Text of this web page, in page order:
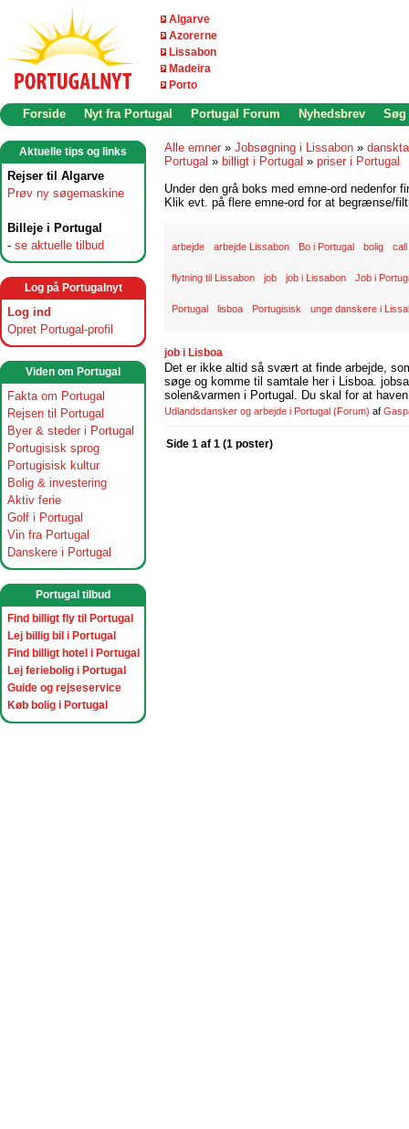
Algarve
Azorerne
Lissabon
Madeira
Porto
Forside Nyt fra Portugal Portugal Forum Nyhedsbrev Søg
Aktuelle tips og links
Rejser til Algarve
Prøv ny søgemaskine
Billeje i Portugal
- se aktuelle tilbud
Log på Portugalnyt
Log ind
Opret Portugal-profil
Viden om Portugal
Fakta om Portugal
Rejsen til Portugal
Byer & steder i Portugal
Portugisisk sprog
Portugisisk kultur
Bolig & investering
Aktiv ferie
Golf i Portugal
Vin fra Portugal
Danskere i Portugal
Portugal tilbud
Find billigt fly til Portugal
Lej billig bil i Portugal
Find billigt hotel i Portugal
Lej feriebolig i Portugal
Guide og rejseservice
Køb bolig i Portugal
Alle emner » Jobsøgning i Lissabon »
Portugal » billigt i Portugal » priser i Portugal
Under den grå boks med emne-ord nedenfor
Klik evt. på flere emne-ord for at begrænse/
arbejde arbejde Lissabon Bo i Portugal bolig
flytning til Lissabon job job i Lissabon Job i
Portugal lisboa Portugisisk unge danskere i
job i Lisboa
Det er ikke altid så svært at finde arbejde,
søge og komme til samtale her i Lisboa.
solen&varmen i Portugal. Du skal for at
Udlandsdansker og arbejde i Portugal (Forum) af
Side 1 af 1 (1 poster)